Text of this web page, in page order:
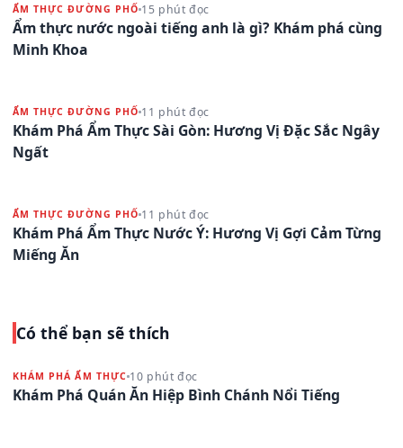
ẨM THỰC ĐƯỜNG PHỐ 15 phút đọc
Ẩm thực nước ngoài tiếng anh là gì? Khám phá cùng
Minh Khoa
ẨM THỰC ĐƯỜNG PHỐ 11 phút đọc
Khám Phá Ẩm Thực Sài Gòn: Hương Vị Đặc Sắc Ngây
Ngất
ẨM THỰC ĐƯỜNG PHỐ 11 phút đọc
Khám Phá Ẩm Thực Nước Ý: Hương Vị Gợi Cảm Từng
Miếng Ăn
Có thể bạn sẽ thích
KHÁM PHÁ ẨM THỰC 10 phút đọc
Khám Phá Quán Ăn Hiệp Bình Chánh Nổi Tiếng